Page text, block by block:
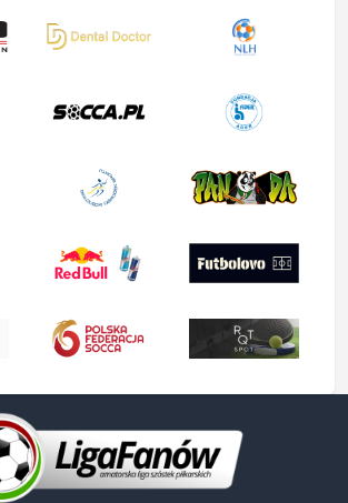
kontakt@ligafanow.pl
www.ligafanow.pl
© Ligafanów 2008 - 2026